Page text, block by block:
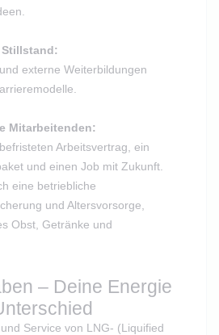
externe Weiterbildungen
Mitarbeitenden:
Arbeitsvertrag, ein
und einen Job mit Zukunft.
eine betriebliche
und Altersvorsorge,
Obst, Getränke und
– Deine Energie
Service von LNG- (Liquified